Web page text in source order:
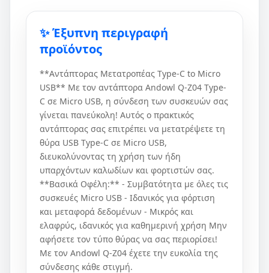
✨ Έξυπνη περιγραφή
προϊόντος
**Αντάπτορας Μετατροπέας Type-C to Micro
USB** Με τον αντάπτορα Andowl Q-Z04 Type-
C σε Micro USB, η σύνδεση των συσκευών σας
γίνεται πανεύκολη! Αυτός ο πρακτικός
αντάπτορας σας επιτρέπει να μετατρέψετε τη
θύρα USB Type-C σε Micro USB,
διευκολύνοντας τη χρήση των ήδη
υπαρχόντων καλωδίων και φορτιστών σας.
**Βασικά Οφέλη:** - Συμβατότητα με όλες τις
συσκευές Micro USB - Ιδανικός για φόρτιση
και μεταφορά δεδομένων - Μικρός και
ελαφρύς, ιδανικός για καθημερινή χρήση Μην
αφήσετε τον τύπο θύρας να σας περιορίσει!
Με τον Andowl Q-Z04 έχετε την ευκολία της
σύνδεσης κάθε στιγμή.